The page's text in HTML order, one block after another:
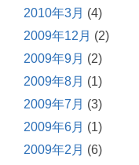
2010年3月 (4)
2009年12月 (2)
2009年9月 (2)
2009年8月 (1)
2009年7月 (3)
2009年6月 (1)
2009年2月 (6)